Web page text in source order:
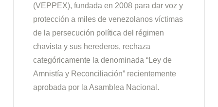
(VEPPEX), fundada en 2008 para dar voz y
protección a miles de venezolanos víctimas
de la persecución política del régimen
chavista y sus herederos, rechaza
categóricamente la denominada “Ley de
Amnistía y Reconciliación” recientemente
aprobada por la Asamblea Nacional.